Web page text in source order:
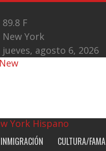
89.8 F
New York
jueves, agosto 6, 2026
New
INMIGRACIÓN CULTURA/FAMA